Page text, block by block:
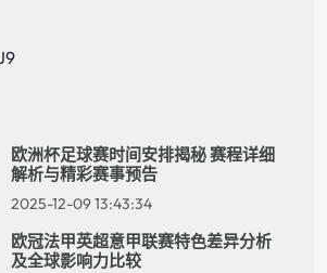
欧洲杯足球赛时间安排揭秘 赛程详细
解析与精彩赛事预告
2025-12-09 13:43:34
欧冠法甲英超意甲联赛特色差异分析
及全球影响力比较